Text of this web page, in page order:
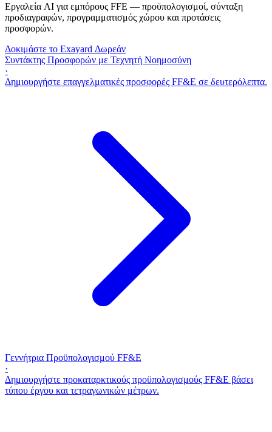
Εργαλεία AI για εμπόρους FFE — προϋπολογισμοί, σύνταξη
προδιαγραφών, προγραμματισμός χώρου και προτάσεις
προσφορών.
Δοκιμάστε το Exayard Δωρεάν
Συντάκτης Προσφορών με Τεχνητή Νοημοσύνη
·
Δημιουργήστε επαγγελματικές προσφορές FF&E σε δευτερόλεπτα.
Γεννήτρια Προϋπολογισμού FF&E
·
Δημιουργήστε προκαταρκτικούς προϋπολογισμούς FF&E βάσει
τύπου έργου και τετραγωνικών μέτρων.